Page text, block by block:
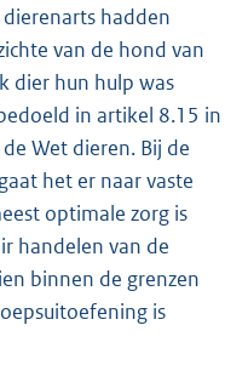
hadden
van de hond van
dier hun hulp was
in artikel 8.15 in
Wet dieren. Bij de
het er naar vaste
optimale zorg is
handelen van de
binnen de grenzen
is